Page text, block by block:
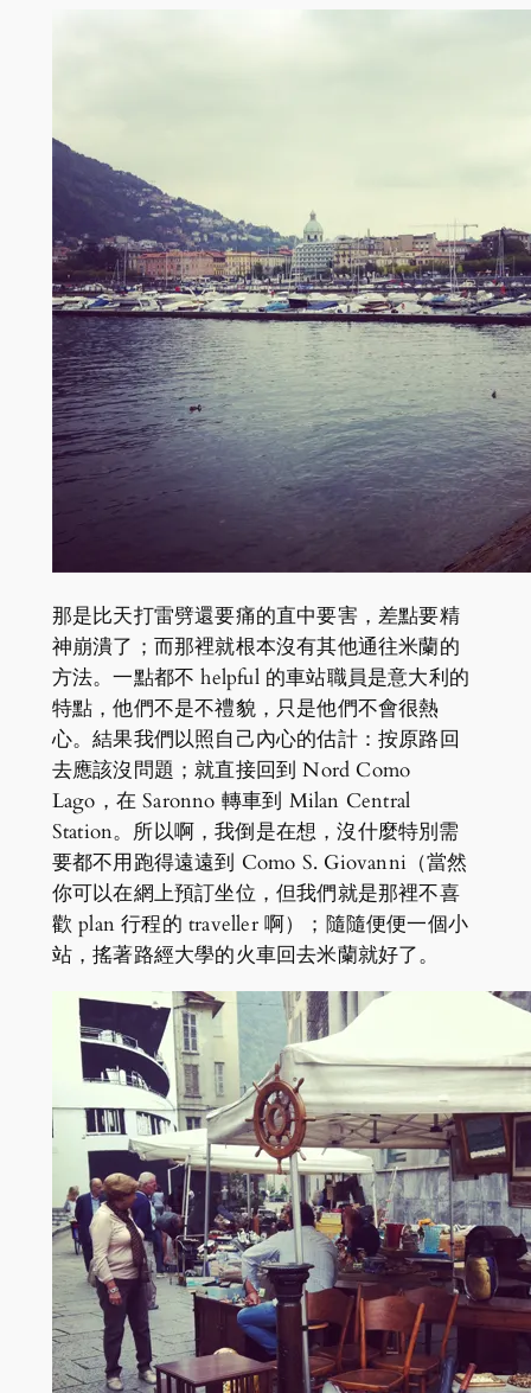
那是比天打雷劈還要痛的直中要害，差點要精
神崩潰了；而那裡就根本沒有其他通往米蘭的
方法。一點都不 helpful 的車站職員是意大利的
特點，他們不是不禮貌，只是他們不會很熱
心。結果我們以照自己內心的估計：按原路回
去應該沒問題；就直接回到 Nord Como
Lago，在 Saronno 轉車到 Milan Central
Station。所以啊，我倒是在想，沒什麼特別需
要都不用跑得遠遠到 Como S. Giovanni（當然
你可以在網上預訂坐位，但我們就是那裡不喜
歡 plan 行程的 traveller 啊）；隨隨便便一個小
站，搖著路經大學的火車回去米蘭就好了。